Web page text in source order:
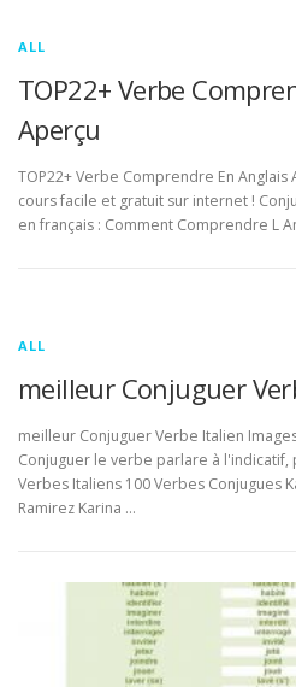
ALL
TOP22+ Verbe
Aperçu
TOP22+ Verbe Comprendre En
cours facile et gratuit sur internet !
en français : Comment Comprendre L
ALL
meilleur Conjuguer
meilleur Conjuguer Verbe Italien
Conjuguer le verbe parlare à l'indicatif,
Verbes Italiens 100 Verbes Conjugues
Ramirez Karina …